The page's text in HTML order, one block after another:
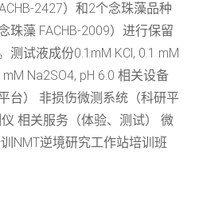
2427）和2个念珠藻品种
珠藻 FACHB-2009）进行保留
测试液成份0.1mM KCl, 0.1 mM
mM Na2SO4, pH 6.0 相关设备
台） 非损伤微测系统（科研平
相关服务（体验、测试） 微
NMT逆境研究工作站培训班